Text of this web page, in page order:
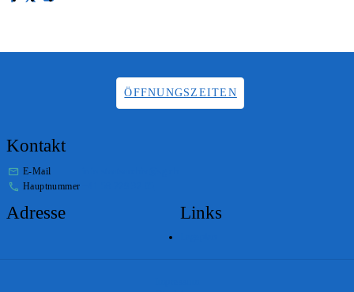
ÖFFNUNGSZEITEN
Kontakt
E-Mail
Hauptnummer
Adresse Links